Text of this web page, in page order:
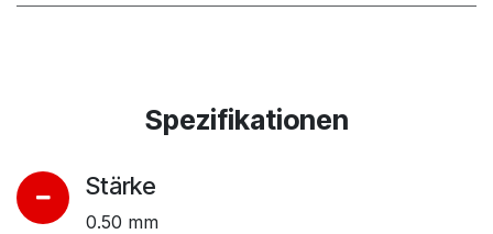
Spezifikationen
Stärke
0.50 mm